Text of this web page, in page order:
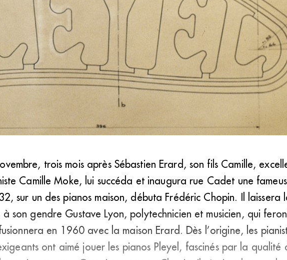
Pleyel, parce qu’ils sont nets. » Le Corbusier (1956)
trois mois après Sébastien Erard, son fils Camille,
Camille Moke, lui succéda et inaugura rue Cadet une
sur un des pianos maison, débuta Frédéric Chopin. Il laissera
son gendre Gustave Lyon, polytechnicien et musicien, qui
en 1960 avec la maison Erard. Dès l’origine, les
ont aimé jouer les pianos Pleyel, fascinés par la qualité